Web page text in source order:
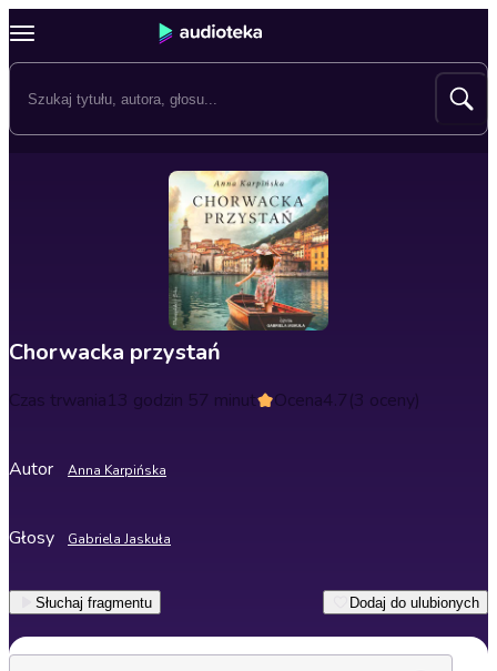
Chorwacka przystań
Czas trwania13 godzin 57 minut Ocena4.7(3 oceny)
Autor Anna Karpińska
Głosy Gabriela Jaskuła
Słuchaj fragmentu Dodaj do ulubionych